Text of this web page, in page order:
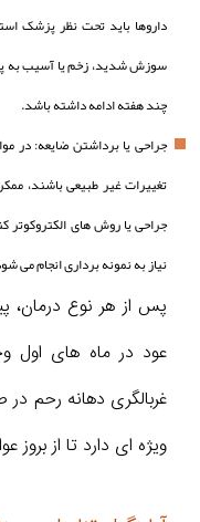
داروها باید تحت نظر پزشک
سوزش شدید، زخم یا آسیب به
چند هفته ادامه داشته باشد.
جراحی یا برداشتن ضایعه: در
تغییرات غیر طبیعی باشند،
جراحی یا روش های الکتروکوتر
نیاز به نمونه برداری انجام می
پس از هر نوع درمان،
عود در ماه های اول
غربالگری دهانه رحم
ویژه ای دارد تا از